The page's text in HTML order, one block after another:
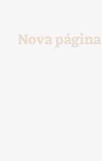
Nova página